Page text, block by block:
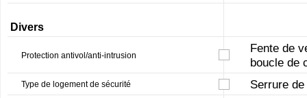
Divers
Protection antivol/anti-intrusion
Fente de
boucle de
Type de logement de sécurité Serrure